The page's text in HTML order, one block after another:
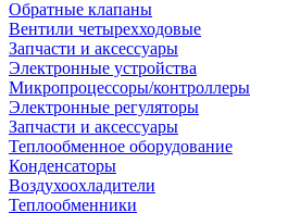
Обратные клапаны
Вентили четырехходовые
Запчасти и аксессуары
Электронные устройства
Микропроцессоры/контроллеры
Электронные регуляторы
Запчасти и аксессуары
Теплообменное оборудование
Конденсаторы
Воздухоохладители
Теплообменники